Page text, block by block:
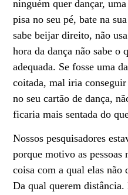
ninguém quer dançar,
pisa no seu pé, bate na
sabe beijar direito, não
hora da dança não sabe o
adequada. Se fosse uma
coitada, mal iria
no seu cartão de dança,
ficaria mais sentada do
Nossos pesquisadores
porque motivo as pessoas
coisa com a qual elas não
Da qual querem distância.